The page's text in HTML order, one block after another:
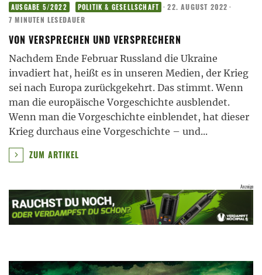
AUSGABE 5/2022 POLITIK & GESELLSCHAFT · 22. AUGUST 2022 ·
7 MINUTEN LESEDAUER
VON VERSPRECHEN UND VERSPRECHERN
Nachdem Ende Februar Russland die Ukraine
invadiert hat, heißt es in unseren Medien, der Krieg
sei nach Europa zurückgekehrt. Das stimmt. Wenn
man die europäische Vorgeschichte ausblendet.
Wenn man die Vorgeschichte einblendet, hat dieser
Krieg durchaus eine Vorgeschichte – und...
ZUM ARTIKEL